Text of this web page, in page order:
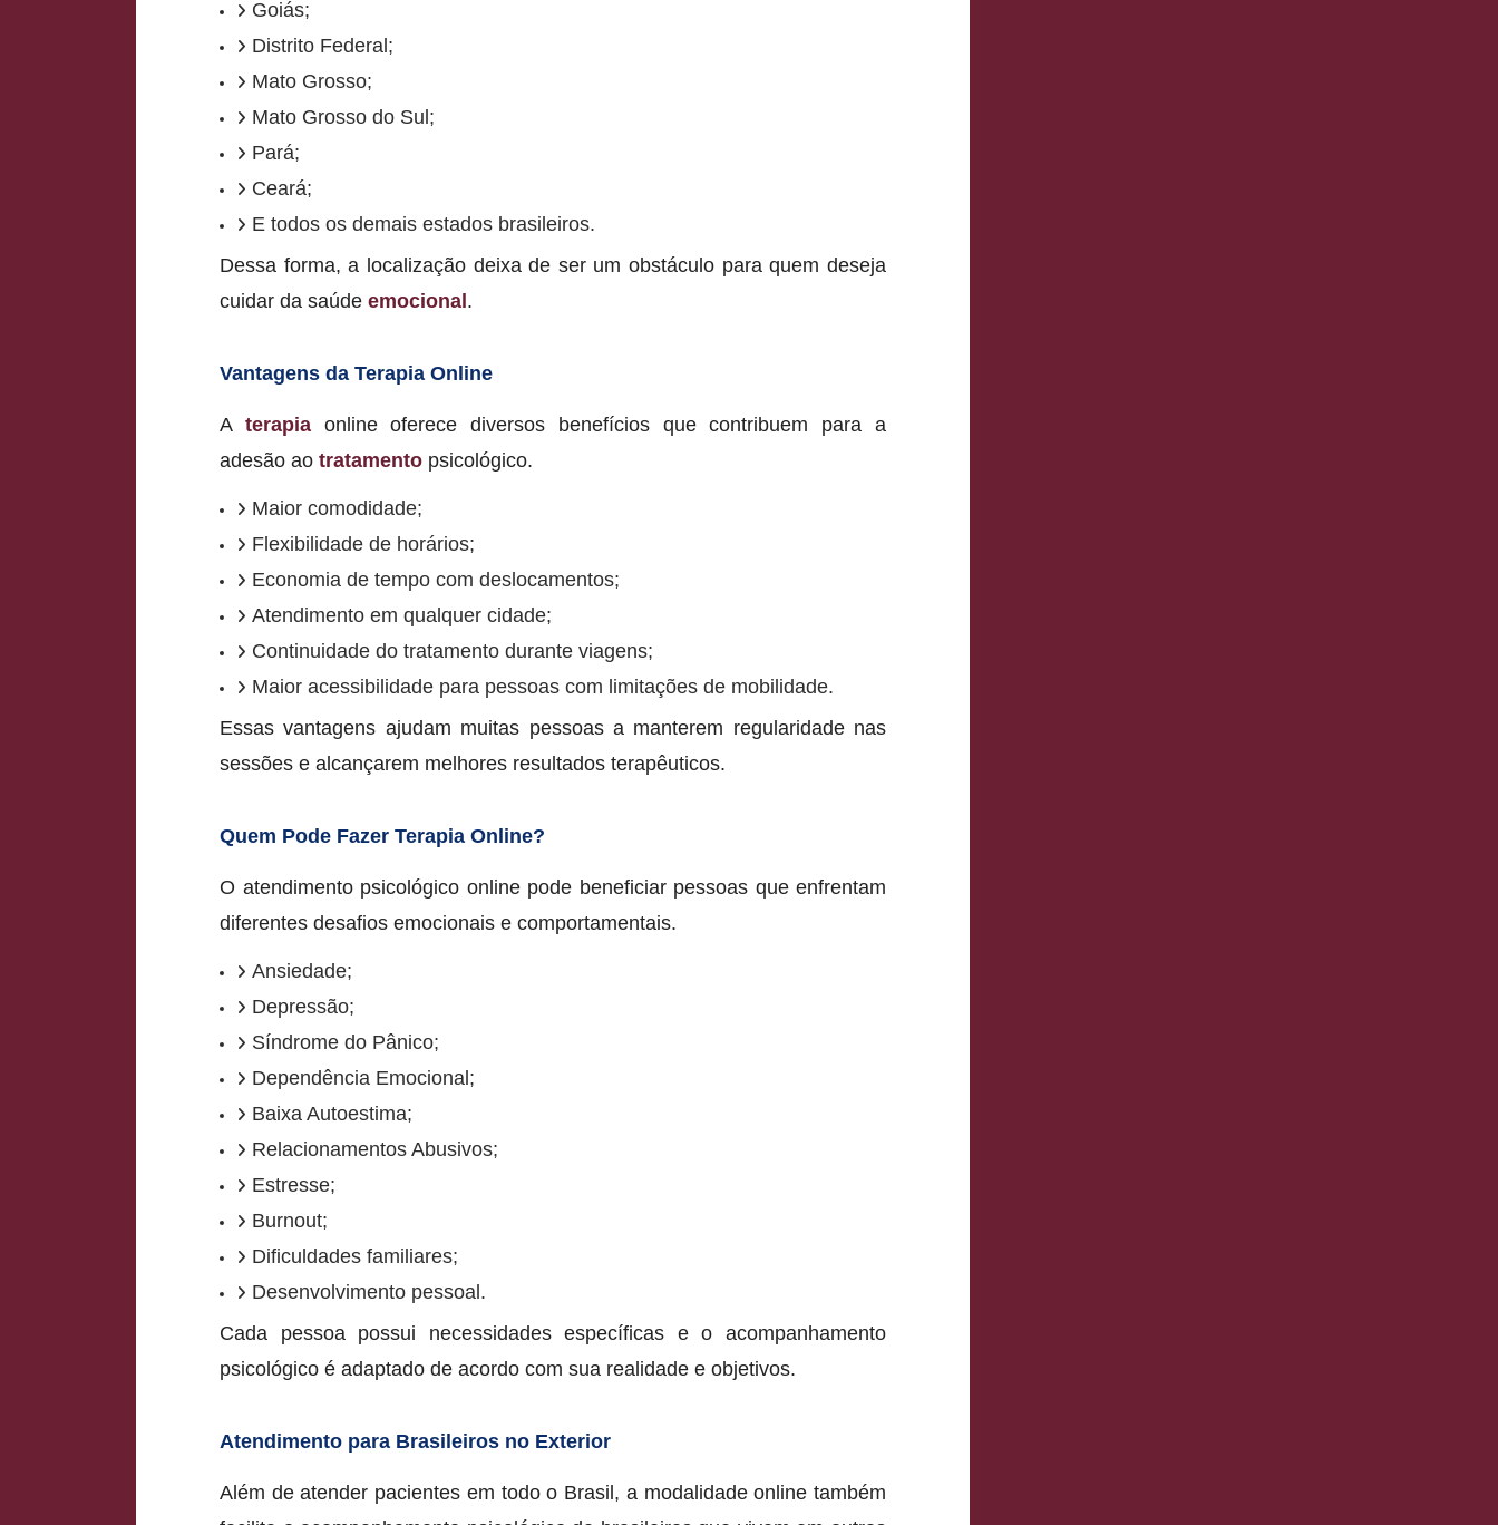
Goiás;
Distrito Federal;
Mato Grosso;
Mato Grosso do Sul;
Pará;
Ceará;
E todos os demais estados brasileiros.
Dessa forma, a localização deixa de ser um obstáculo para quem deseja
cuidar da saúde emocional.
Vantagens da Terapia Online
A terapiaonline oferece diversos benefícios que contribuem para a
adesão ao tratamento psicológico.
Maior comodidade;
Flexibilidade de horários;
Economia de tempo com deslocamentos;
Atendimento em qualquer cidade;
Continuidade do tratamento durante viagens;
Maior acessibilidade para pessoas com limitações de mobilidade.
Essas vantagens ajudam muitas pessoas a manterem regularidade nas
sessões e alcançarem melhores resultados terapêuticos.
Quem Pode Fazer Terapia Online?
O atendimento psicológico online pode beneficiar pessoas que enfrentam
diferentes desafios emocionais e comportamentais.
Ansiedade;
Depressão;
Síndrome do Pânico;
Dependência Emocional;
Baixa Autoestima;
Relacionamentos Abusivos;
Estresse;
Burnout;
Dificuldades familiares;
Desenvolvimento pessoal.
Cada pessoa possui necessidades específicas e o acompanhamento
psicológico é adaptado de acordo com sua realidade e objetivos.
Atendimento para Brasileiros no Exterior
Além de atender pacientes em todo o Brasil, a modalidade online também